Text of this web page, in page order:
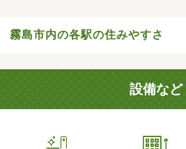
霧島市内の各駅の住みやすさ
設備など